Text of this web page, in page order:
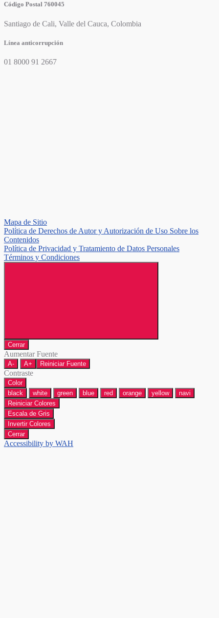
Código Postal 760045
Santiago de Cali, Valle del Cauca, Colombia
Línea anticorrupción
01 8000 91 2667
Mapa de Sitio
Política de Derechos de Autor y Autorización de Uso Sobre los
Contenidos
Política de Privacidad y Tratamiento de Datos Personales
Términos y Condiciones
Cerrar
Aumentar Fuente
A- A+ Reiniciar Fuente
Contraste
Color
black
white green blue red orange yellow
navi
Reiniciar Colores
Escala de Gris
Invertir Colores
Cerrar
Accessibility by WAH